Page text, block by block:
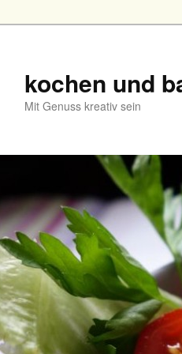
kochen und
Mit Genuss kreativ sein